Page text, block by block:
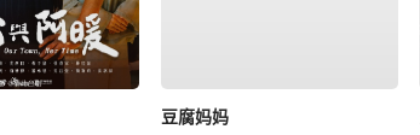
豆腐妈妈